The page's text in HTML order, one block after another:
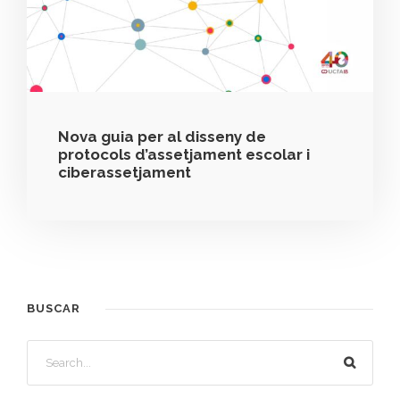
Nova guia per al disseny de
protocols d’assetjament escolar i
ciberassetjament
BUSCAR